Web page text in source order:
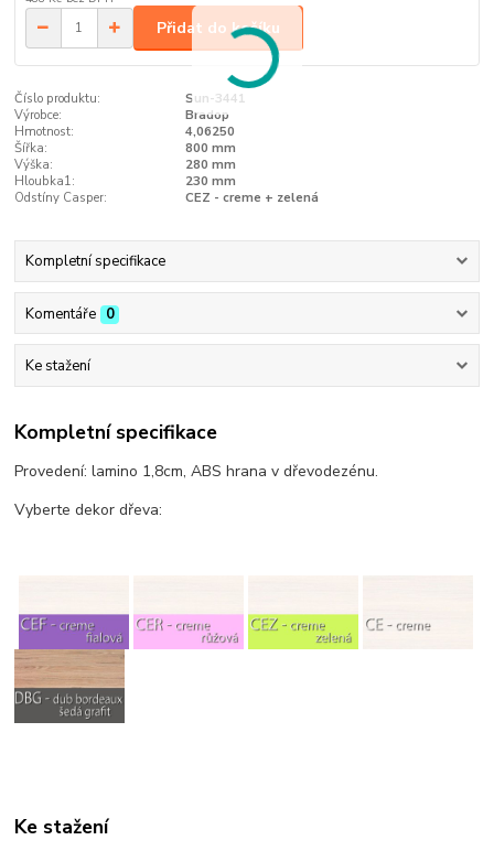
Přidat do košíku
Číslo produktu:
Sun-3441
Výrobce:
Bradop
Hmotnost:
4,06250
Šířka:
800 mm
Výška:
280 mm
Hloubka1:
230 mm
Odstíny Casper:
CEZ - creme + zelená
Kompletní specifikace
Komentáře 0
Ke stažení
Kompletní specifikace
Provedení: lamino 1,8cm, ABS hrana v dřevodezénu.
Vyberte dekor dřeva:
Ke stažení